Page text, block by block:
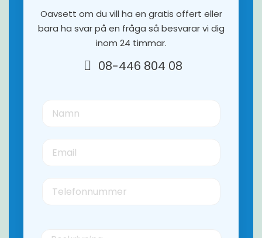
Oavsett om du vill ha en gratis offert eller
bara ha svar på en fråga så besvarar vi dig
inom 24 timmar.
08-446 804 08